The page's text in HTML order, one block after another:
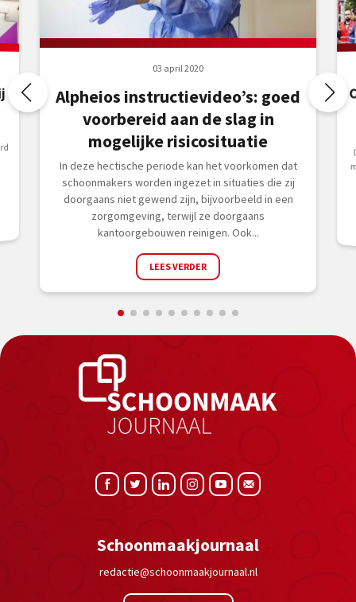
03 april 2020
Alpheios instructievideo’s: goed
voorbereid aan de slag in
mogelijke risicosituatie
In deze hectische periode kan het voorkomen dat
schoonmakers worden ingezet in situaties die zij
doorgaans niet gewend zijn, bijvoorbeeld in een
zorgomgeving, terwijl ze doorgaans
kantoorgebouwen reinigen. Ook...
LEES VERDER
Schoonmaakjournaal
redactie@schoonmaakjournaal.nl